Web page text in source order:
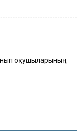
оқушыларының